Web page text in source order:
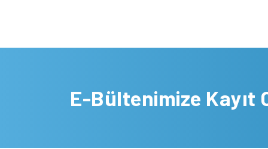
E-Bültenimize Kayıt